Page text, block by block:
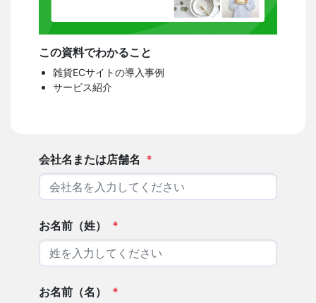
この資料でわかること
雑貨ECサイトの導入事例
サービス紹介
会社名または店舗名 *
お名前（姓） *
お名前（名） *